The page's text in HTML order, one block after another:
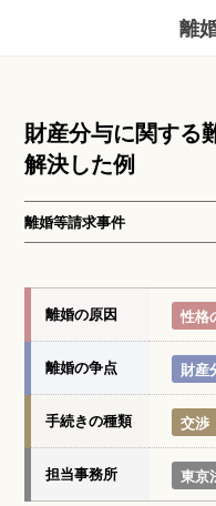
離
財産分与に関する
解決した例
離婚等請求事件
離婚の原因 性格
離婚の争点 財産
手続きの種類 交渉
担当事務所 東京